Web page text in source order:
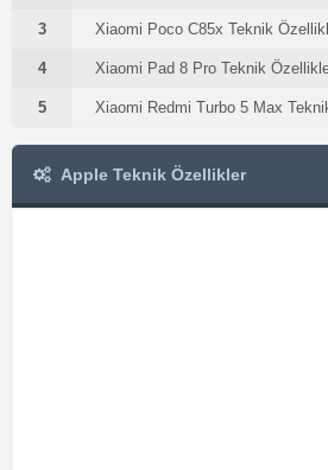
3 Xiaomi Poco C85x Teknik
4 Xiaomi Pad 8 Pro Teknik
5 Xiaomi Redmi Turbo 5 Max
Apple Teknik Özellikler